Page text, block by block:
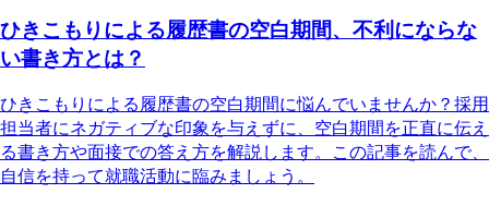
ひきこもりによる履歴書の空白期間、不利にならな
い書き方とは？
ひきこもりによる履歴書の空白期間に悩んでいませんか？採用
担当者にネガティブな印象を与えずに、空白期間を正直に伝え
る書き方や面接での答え方を解説します。この記事を読んで、
自信を持って就職活動に臨みましょう。